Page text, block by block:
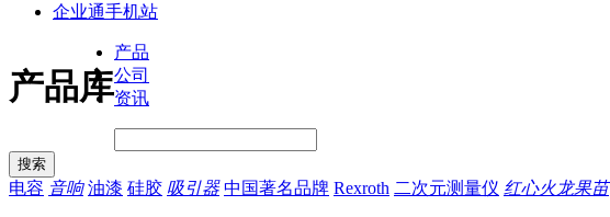
企业通手机站
产品库
产品
公司
资讯
电容 音响 油漆 硅胶 吸引器 中国著名品牌 Rexroth 二次元测量仪 红心火龙果苗